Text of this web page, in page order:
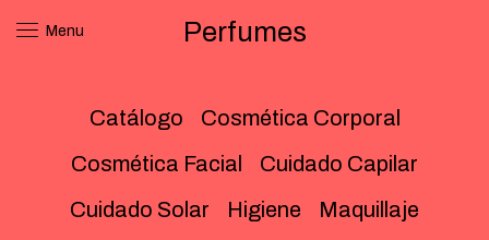
Menu Perfumes
Catálogo
Cosmética Corporal
Cosmética Facial
Cuidado Capilar
Cuidado Solar
Higiene
Maquillaje